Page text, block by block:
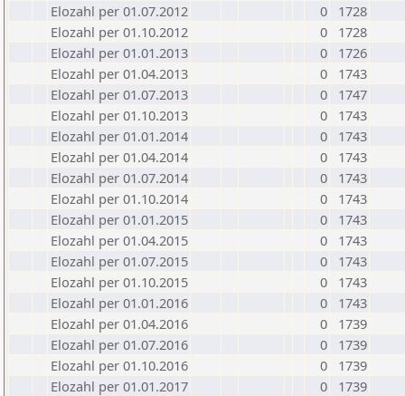
Elozahl per 01.07.2012
0
1728
Elozahl per 01.10.2012
0
1728
Elozahl per 01.01.2013
0
1726
Elozahl per 01.04.2013
0
1743
Elozahl per 01.07.2013
0
1747
Elozahl per 01.10.2013
0
1743
Elozahl per 01.01.2014
0
1743
Elozahl per 01.04.2014
0
1743
Elozahl per 01.07.2014
0
1743
Elozahl per 01.10.2014
0
1743
Elozahl per 01.01.2015
0
1743
Elozahl per 01.04.2015
0
1743
Elozahl per 01.07.2015
0
1743
Elozahl per 01.10.2015
0
1743
Elozahl per 01.01.2016
0
1743
Elozahl per 01.04.2016
0
1739
Elozahl per 01.07.2016
0
1739
Elozahl per 01.10.2016
0
1739
Elozahl per 01.01.2017
0
1739